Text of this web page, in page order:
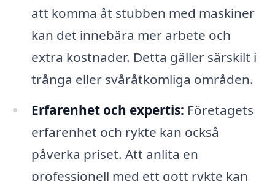
att komma åt stubben med maskiner
kan det innebära mer arbete och
extra kostnader. Detta gäller särskilt i
trånga eller svåråtkomliga områden.
Erfarenhet och expertis: Företagets
erfarenhet och rykte kan också
påverka priset. Att anlita en
professionell med ett gott rykte kan